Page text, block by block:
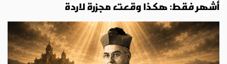
أشهر فقط: هكذا وقعت مجزرة لاردة